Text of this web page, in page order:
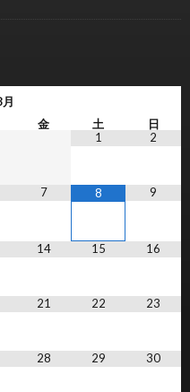
月
金 土
日
1
2
7 8 9
14 15 16
21 22 23
28 29 30